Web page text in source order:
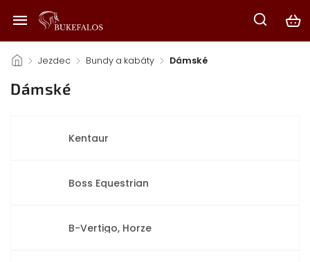
/ Jezdec / Bundy a kabáty / Dámské
Dámské
Kentaur
Boss Equestrian
B-Vertigo, Horze